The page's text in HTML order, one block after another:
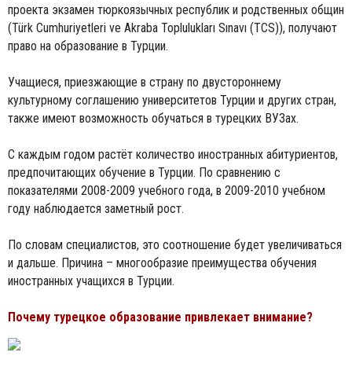
проекта экзамен тюркоязычных республик и родственных общин
(Türk Cumhuriyetleri ve Akraba Toplulukları Sınavı (TCS)), получают
право на образование в Турции.
Учащиеся, приезжающие в страну по двустороннему
культурному соглашению университетов Турции и других стран,
также имеют возможность обучаться в турецких ВУЗах.
С каждым годом растёт количество иностранных абитуриентов,
предпочитающих обучение в Турции. По сравнению с
показателями 2008-2009 учебного года, в 2009-2010 учебном
году наблюдается заметный рост.
По словам специалистов, это соотношение будет увеличиваться
и дальше. Причина – многообразие преимущества обучения
иностранных учащихся в Турции.
Почему турецкое образование привлекает внимание?